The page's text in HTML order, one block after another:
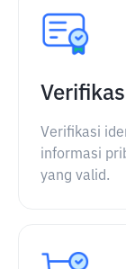
Verifikasi
informasi
yang valid.